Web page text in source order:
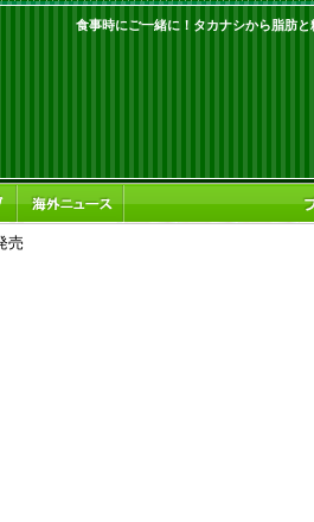
食事時にご一緒に！タカナシから脂肪
売